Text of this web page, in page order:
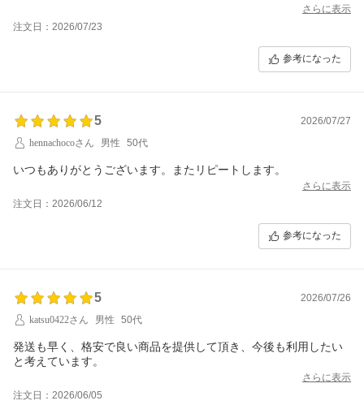
さらに表示
注文日：2026/07/23
参考になった
5
2026/07/27
hennachocoさん
男性 50代
いつもありがとうございます。またリピートします。
さらに表示
注文日：2026/06/12
参考になった
5
2026/07/26
katsu0422さん
男性 50代
発送も早く、格安で良い商品を提供して頂き、今後も利用したい
と考えています。
さらに表示
注文日：2026/06/05